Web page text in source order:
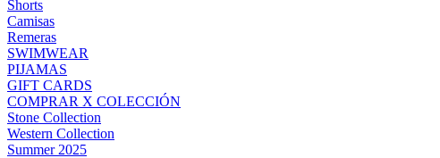
Shorts
Camisas
Remeras
SWIMWEAR
PIJAMAS
GIFT CARDS
COMPRAR X COLECCIÓN
Stone Collection
Western Collection
Summer 2025